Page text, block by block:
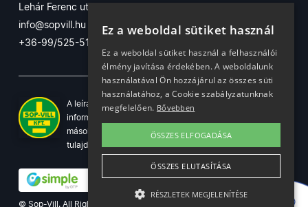
Lehár Ferenc utca 17/B
info@sopvill.hu
+36-99/525-515
7:30-16:30
Szombaton
A leírások, fotók, logók, és minden egyéb azon szereplő
információ cégünk szellemi tulajdonát képezik. Azok
másolása, üzleti célú felhasználása kizárólag a jog
tulajdonosának beleegyezésével történhet.
© Sop-Vill. All Rights Reserved.
Ez a weboldal sütiket használ
Ez a weboldal sütiket használ a felhasználói
élmény javítása érdekében. A weboldalunk
használatával Ön hozzájárul az összes süti
használatához, a Cookie szabályzatunknak
megfelelően. Bővebben
ÖSSZES ELFOGADÁSA
ÖSSZES ELUTASÍTÁSA
RÉSZLETEK MEGJELENÍTÉSE